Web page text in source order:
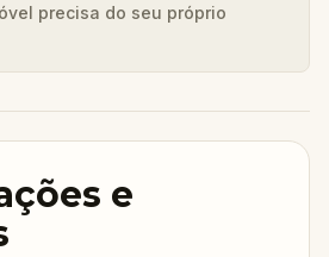
precisa do seu próprio
e